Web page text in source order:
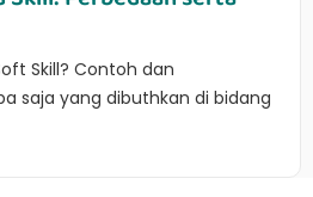
Skill? Contoh dan
saja yang dibuthkan di bidang